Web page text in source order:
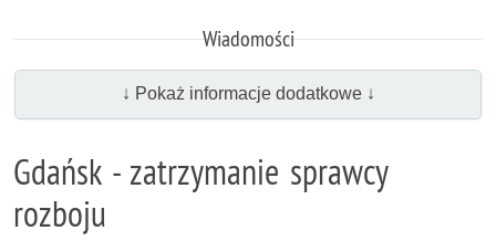
Wiadomości
↓ Pokaż informacje dodatkowe ↓
Gdańsk - zatrzymanie sprawcy
rozboju